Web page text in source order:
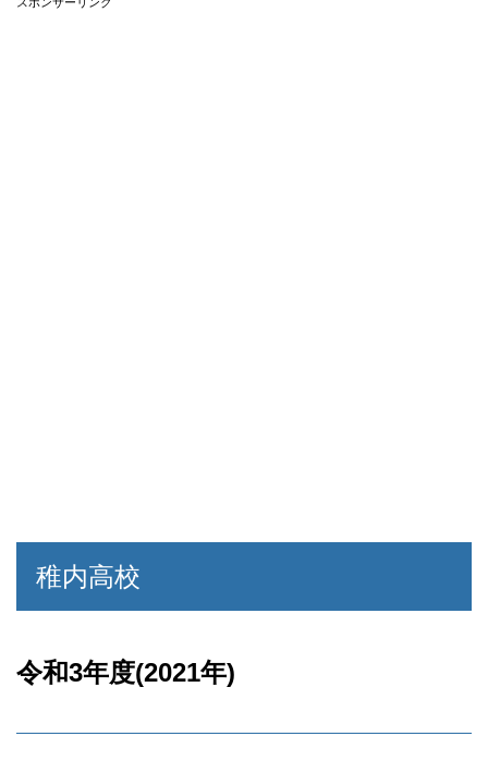
稚内高校
令和3年度(2021年)